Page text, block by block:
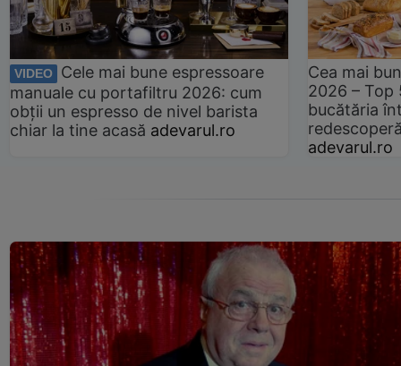
VIDEO
Cele mai bune espressoare
manuale cu portafiltru 2026: cum
obții un espresso de nivel barista
chiar la tine acasă adevarul.ro
Cea mai
2026 –
bucătăria
adevarul.ro